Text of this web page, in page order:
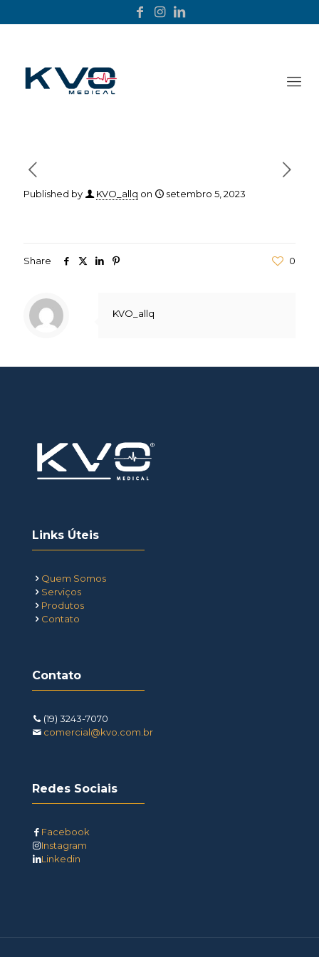
Published by KVO_allq on setembro 5, 2023
Share 0
KVO_allq
Links Úteis
Quem Somos
Serviços
Produtos
Contato
Contato
(19) 3243-7070
comercial@kvo.com.br
Redes Sociais
Facebook
Instagram
Linkedin